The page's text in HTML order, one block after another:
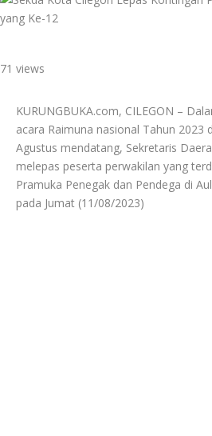
71 views
KURUNGBUKA.com, CILEGON –
acara Raimuna nasional Tahun 2023
Agustus mendatang, Sekretaris
melepas peserta perwakilan yang
Pramuka Penegak dan Pendega di
pada Jumat (11/08/2023)